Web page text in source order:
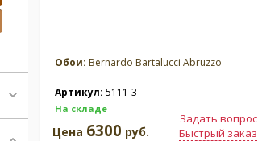
Обои: Bernardo Bartalucci Abruzzo
Артикул: 5111-3
На складе
Задать вопрос
Быстрый заказ
Цена 6300 руб.